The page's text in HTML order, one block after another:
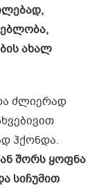
ახალ
ძლიერად
ჰქონდა.
შორს ყოფნა
სიჩუმით